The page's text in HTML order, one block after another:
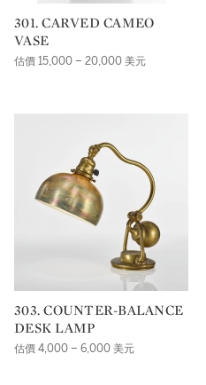
301. CARVED CAMEO
VASE
估價 15,000 – 20,000 美元
303. COUNTER-BALANCE
DESK LAMP
估價 4,000 – 6,000 美元